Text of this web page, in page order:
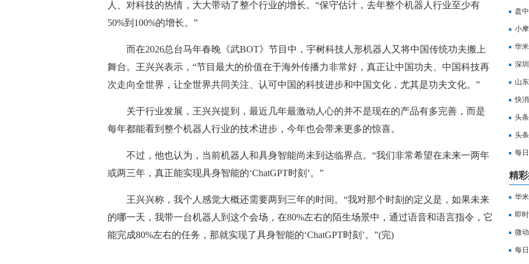
人、对科技的热情，大大带动了整个行业的增长。“保守估计，去年整个机器人行业至少有
50%到100%的增长。”
而在2026总台马年春晚《武BOT》节目中，宇树科技人形机器人又将中国传统功夫搬上
舞台。王兴兴表示，“节目最大的价值在于海外传播力非常好，真正让中国功夫、中国科技再
次走向全世界，让全世界共同关注、认可中国的科技进步和中国文化，尤其是功夫文化。”
关于行业发展，王兴兴提到，最近几年最激动人心的并不是现在的产品有多完善，而是
每年都能看到整个机器人行业的技术进步，今年也会带来更多的惊喜。
不过，他也认为，当前机器人和具身智能尚未到达临界点。“我们非常希望在未来一两年
或两三年，真正能实现具身智能的‘ChatGPT时刻’。”
王兴兴称，我个人感觉大概还需要两到三年的时间。“我对那个时刻的定义是，如果未来
的哪一天，我带一台机器人到这个会场，在80%左右的陌生场景中，通过语音和语言指令，它
能完成80%左右的任务，那就实现了具身智能的‘ChatGPT时刻’。”(完)
盘
小
度
华
点评
深
山
_当
快
头
亿
头
每
十
精
华
点评
即
微
丨
每